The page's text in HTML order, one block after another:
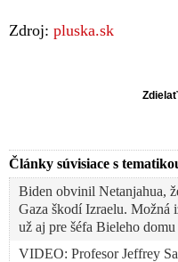
Zdroj: pluska.sk
Články súvisiace s
Biden obvinil Netanjahua,
Gaza škodí Izraelu. Možná
už aj pre šéfa Bieleho domu
VIDEO: Profesor Jeffrey